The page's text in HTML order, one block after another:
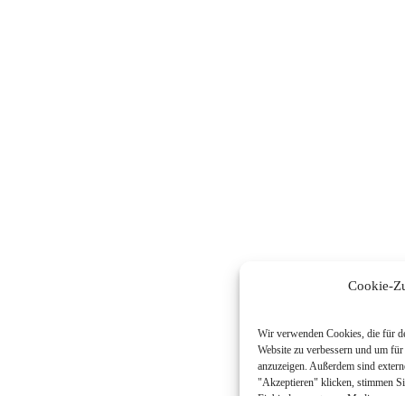
Cookie-
Wir verwenden Cookies, die für
Website zu verbessern und um
anzuzeigen. Außerdem sind
"Akzeptieren" klicken, stimmen